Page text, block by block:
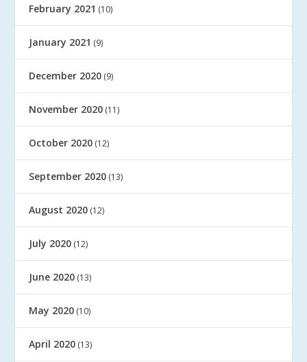
February 2021 (10)
January 2021 (9)
December 2020 (9)
November 2020 (11)
October 2020 (12)
September 2020 (13)
August 2020 (12)
July 2020 (12)
June 2020 (13)
May 2020 (10)
April 2020 (13)